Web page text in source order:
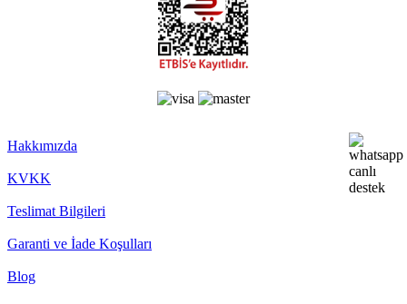
Hakkımızda
KVKK
Teslimat Bilgileri
Garanti ve İade Koşulları
Blog